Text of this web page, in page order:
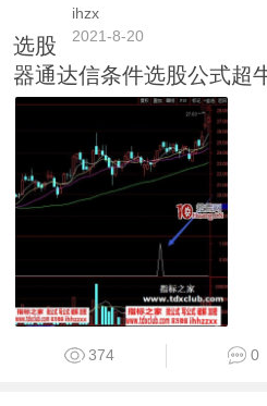
ihzx
2021-8-20
选股
器通达信条件选股公式超
374 0